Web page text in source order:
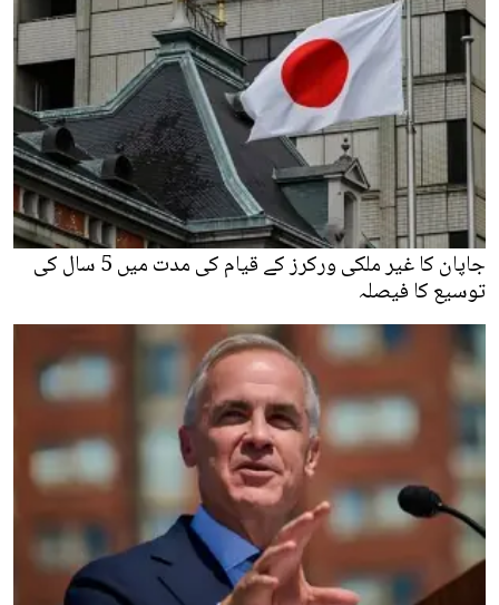
جاپان کا غیر ملکی ورکرز کے قیام کی مدت میں 5 سال کی
توسیع کا فیصلہ